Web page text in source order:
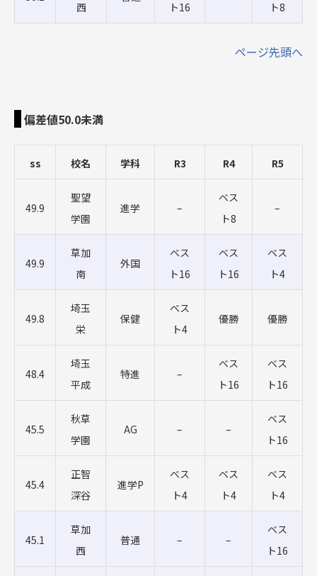
西 ト16 ト8
ページ先頭へ
偏差値50.0未満
ss 校名 学科 R3 R4 R5
49.9
聖望
学園
進学 –
ベス
ト8
–
49.9
草加
南
外国
ベス
ト16
ベス
ト16
ベス
ト4
49.8
埼玉
栄
保健
ベス
ト4
優勝 優勝
48.4
埼玉
平成
特進 –
ベス
ト16
ベス
ト16
45.5
秋草
学園
AG – –
ベス
ト16
45.4
正智
深谷
進学P
ベス
ト4
ベス
ト4
ベス
ト4
45.1
草加
西
普通 – –
ベス
ト16